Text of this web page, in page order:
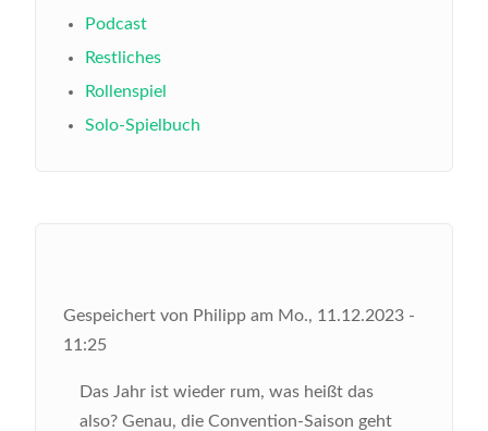
Podcast
Restliches
Rollenspiel
Solo-Spielbuch
Gespeichert von Philipp am Mo., 11.12.2023 -
11:25
Das Jahr ist wieder rum, was heißt das
also? Genau, die Convention-Saison geht